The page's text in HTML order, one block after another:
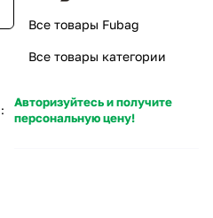
:
Все товары Fubag
Все товары категории
Авторизуйтесь и получите
персональную цену!